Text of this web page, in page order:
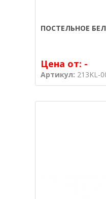
ПОСТЕЛЬНОЕ
Цена от: -
Артикул: 213KL-